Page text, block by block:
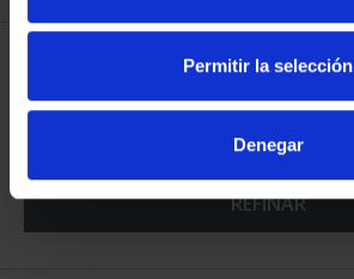
Permitir la selección
Denegar
REFINAR